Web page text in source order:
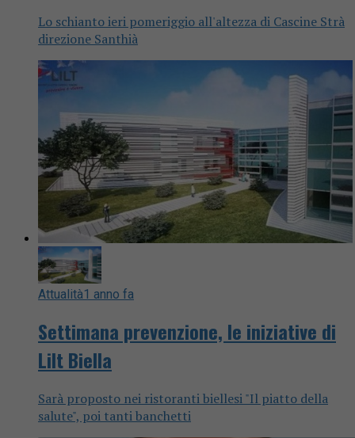
Lo schianto ieri pomeriggio all'altezza di Cascine Strà
direzione Santhià
Attualità1 anno fa
Settimana prevenzione, le iniziative di
Lilt Biella
Sarà proposto nei ristoranti biellesi "Il piatto della
salute", poi tanti banchetti